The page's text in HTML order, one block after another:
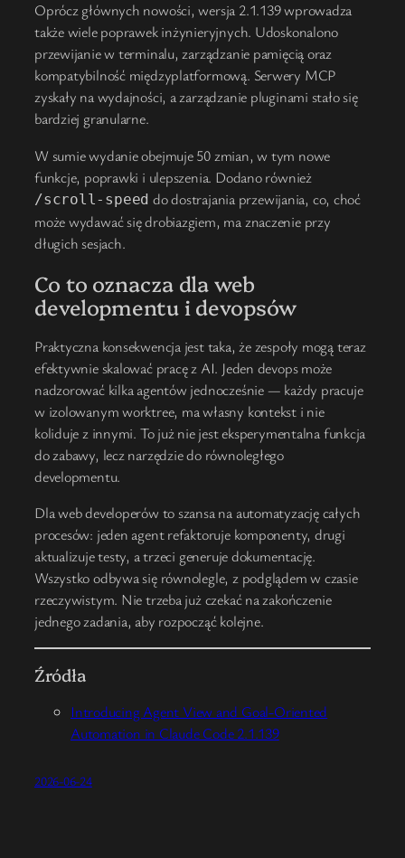
Oprócz głównych nowości, wersja 2.1.139 wprowadza
także wiele poprawek inżynieryjnych. Udoskonalono
przewijanie w terminalu, zarządzanie pamięcią oraz
kompatybilność międzyplatformową. Serwery MCP
zyskały na wydajności, a zarządzanie pluginami stało się
bardziej granularne.
W sumie wydanie obejmuje 50 zmian, w tym nowe
funkcje, poprawki i ulepszenia. Dodano również
/scroll-speed do dostrajania przewijania, co, choć
może wydawać się drobiazgiem, ma znaczenie przy
długich sesjach.
Co to oznacza dla web
developmentu i devopsów
Praktyczna konsekwencja jest taka, że zespoły mogą teraz
efektywnie skalować pracę z AI. Jeden devops może
nadzorować kilka agentów jednocześnie — każdy pracuje
w izolowanym worktree, ma własny kontekst i nie
koliduje z innymi. To już nie jest eksperymentalna funkcja
do zabawy, lecz narzędzie do równoległego
developmentu.
Dla web developerów to szansa na automatyzację całych
procesów: jeden agent refaktoruje komponenty, drugi
aktualizuje testy, a trzeci generuje dokumentację.
Wszystko odbywa się równolegle, z podglądem w czasie
rzeczywistym. Nie trzeba już czekać na zakończenie
jednego zadania, aby rozpocząć kolejne.
Źródła
Introducing Agent View and Goal-Oriented
Automation in Claude Code 2.1.139
2026-06-24